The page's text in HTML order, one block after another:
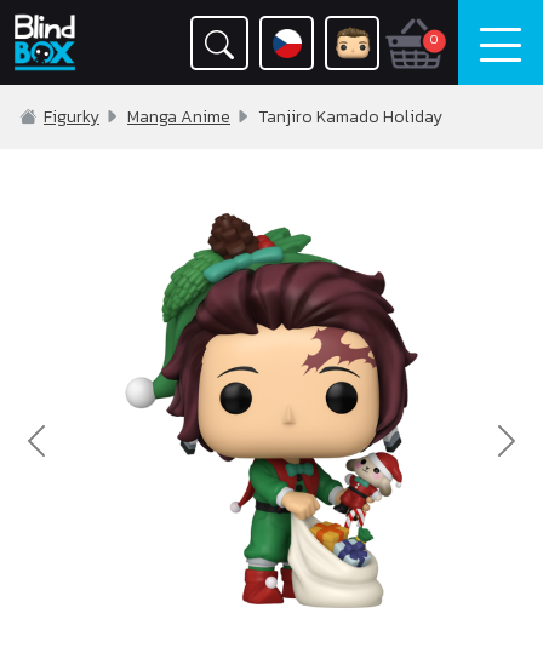
0
Figurky Manga Anime Tanjiro Kamado Holiday
Previous